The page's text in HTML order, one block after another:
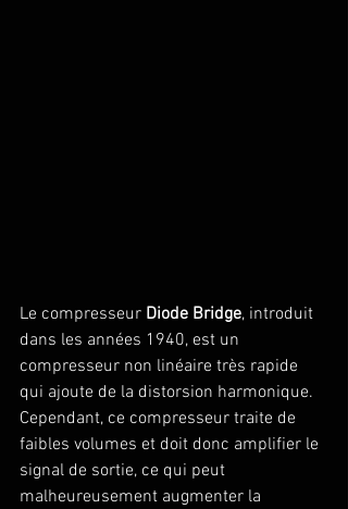
Le compresseur Diode Bridge, introduit
dans les années 1940, est un
compresseur non linéaire très rapide
qui ajoute de la distorsion harmonique.
Cependant, ce compresseur traite de
faibles volumes et doit donc amplifier le
signal de sortie, ce qui peut
malheureusement augmenter la